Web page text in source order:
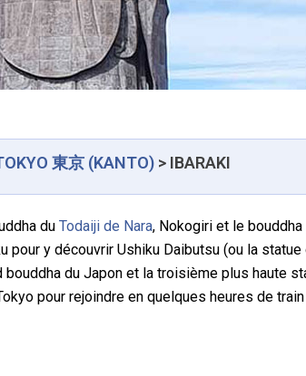
東京 (KANTO) > IBARAKI
du Todaiji de Nara, Nokogiri et le
y découvrir Ushiku Daibutsu (ou la statue
du Japon et la troisième plus haute
pour rejoindre en quelques heures de